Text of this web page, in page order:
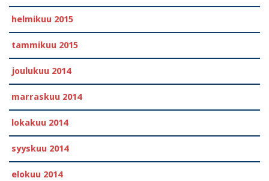
helmikuu 2015
tammikuu 2015
joulukuu 2014
marraskuu 2014
lokakuu 2014
syyskuu 2014
elokuu 2014